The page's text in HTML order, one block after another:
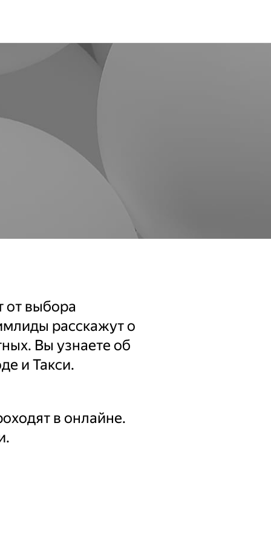
от выбора
расскажут о
Вы узнаете об
и Такси.
в онлайне.